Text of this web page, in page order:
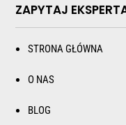
ZAPYTAJ
STRONA GŁÓWNA
O NAS
BLOG